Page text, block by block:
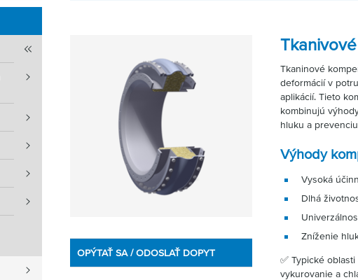
OPÝTAŤ SA / ODOSLAŤ DOPYT
Tkaninové
deformácií v
aplikácií. Tieto
kombinujú
hluku a
Výhody
Vysoká
Dlhá
Zníženie
✅ Typické
vykurovanie a